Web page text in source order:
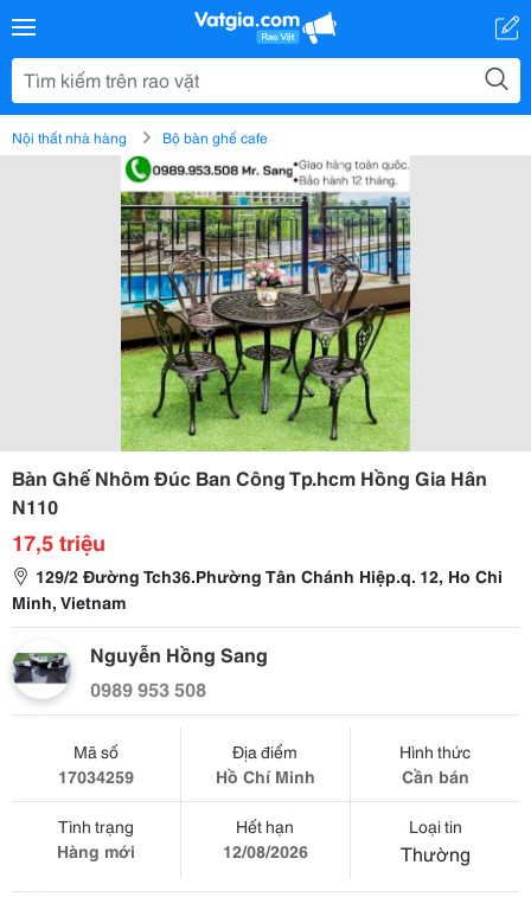
Nội thất nhà hàng Bộ bàn ghế cafe
Bàn Ghế Nhôm Đúc Ban Công Tp.hcm Hồng Gia Hân
N110
17,5 triệu
129/2 Đường Tch36.Phường Tân Chánh Hiệp.q. 12, Ho Chi
Minh, Vietnam
Nguyễn Hồng Sang
0989 953 508
Mã số
17034259
Địa điểm
Hồ Chí Minh
Hình thức
Cần bán
Tình trạng
Hàng mới
Hết hạn
12/08/2026
Loại tin
Thường